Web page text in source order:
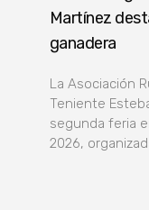
Martínez
ganadera
La Asociación
Teniente
segunda feria
2026,